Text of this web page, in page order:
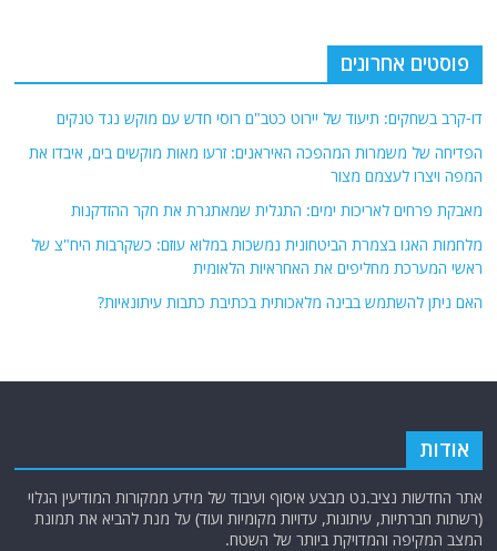
פוסטים אחרונים
דו-קרב בשחקים: תיעוד של יירוט כטב"ם רוסי חדש עם מוקש נגד טנקים
הפדיחה של משמרות המהפכה האיראנים: זרעו מאות מוקשים בים, איבדו את
המפה ויצרו לעצמם מצור
מאבקת פרחים לאריכות ימים: התגלית שמאתגרת את חקר ההזדקנות
מלחמות האגו בצמרת הביטחונית נמשכות במלוא עוזם: כשקרבות היח"צ של
ראשי המערכת מחליפים את האחראיות הלאומית
האם ניתן להשתמש בבינה מלאכותית בכתיבת כתבות עיתונאיות?
אודות
אתר החדשות נציב.נט מבצע איסוף ועיבוד של מידע ממקורות המודיעין הגלוי
(רשתות חברתיות, עיתונות, עדויות מקומיות ועוד) על מנת להביא את תמונת
המצב המקיפה והמדויקת ביותר של השטח.